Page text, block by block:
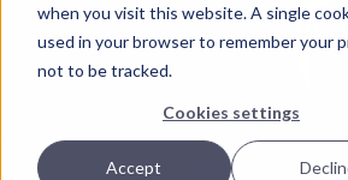
when you visit this website. A single
used in your browser to remember your
not to be tracked.
Cookies settings
Accept